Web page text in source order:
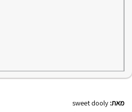
מאת: sweet dooly